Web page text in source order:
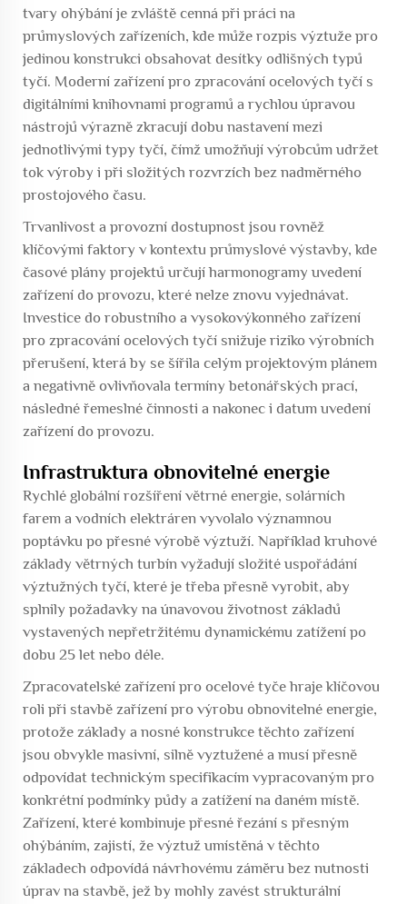
tvary ohýbání je zvláště cenná při práci na
průmyslových zařízeních, kde může rozpis výztuže pro
jedinou konstrukci obsahovat desítky odlišných typů
tyčí. Moderní zařízení pro zpracování ocelových tyčí s
digitálními knihovnami programů a rychlou úpravou
nástrojů výrazně zkracují dobu nastavení mezi
jednotlivými typy tyčí, čímž umožňují výrobcům udržet
tok výroby i při složitých rozvrzích bez nadměrného
prostojového času.
Trvanlivost a provozní dostupnost jsou rovněž
klíčovými faktory v kontextu průmyslové výstavby, kde
časové plány projektů určují harmonogramy uvedení
zařízení do provozu, které nelze znovu vyjednávat.
Investice do robustního a vysokovýkonného zařízení
pro zpracování ocelových tyčí snižuje riziko výrobních
přerušení, která by se šířila celým projektovým plánem
a negativně ovlivňovala termíny betonářských prací,
následné řemeslné činnosti a nakonec i datum uvedení
zařízení do provozu.
Infrastruktura obnovitelné energie
Rychlé globální rozšíření větrné energie, solárních
farem a vodních elektráren vyvolalo významnou
poptávku po přesné výrobě výztuží. Například kruhové
základy větrných turbín vyžadují složité uspořádání
výztužných tyčí, které je třeba přesně vyrobit, aby
splnily požadavky na únavovou životnost základů
vystavených nepřetržitému dynamickému zatížení po
dobu 25 let nebo déle.
Zpracovatelské zařízení pro ocelové tyče hraje klíčovou
roli při stavbě zařízení pro výrobu obnovitelné energie,
protože základy a nosné konstrukce těchto zařízení
jsou obvykle masivní, silně vyztužené a musí přesně
odpovídat technickým specifikacím vypracovaným pro
konkrétní podmínky půdy a zatížení na daném místě.
Zařízení, které kombinuje přesné řezání s přesným
ohýbáním, zajistí, že výztuž umístěná v těchto
základech odpovídá návrhovému záměru bez nutnosti
úprav na stavbě, jež by mohly zavést strukturální